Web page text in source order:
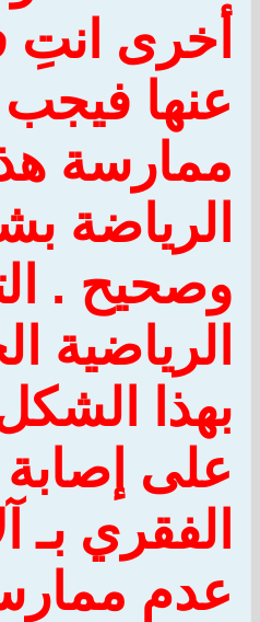
أخرى
عنها
ممارسة
الرياضة
وصحيح .
الرياضية
بهذا
على إصابة
الفقري بـ
عدم